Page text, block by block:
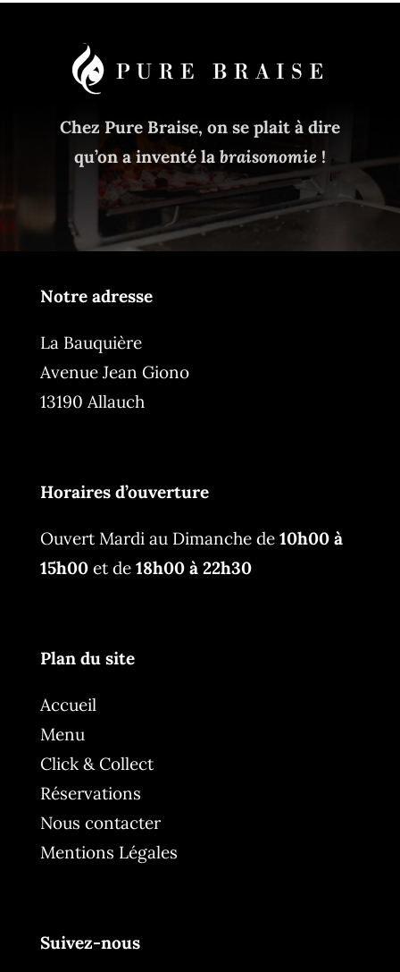
Chez Pure Braise, on se plait à dire
qu’on a inventé la braisonomie !
Notre adresse
La Bauquière
Avenue Jean Giono
13190 Allauch
Horaires d’ouverture
Ouvert Mardi au Dimanche de10h00 à
15h00 et de18h00 à 22h30
Plan du site
Accueil
Menu
Click & Collect
Réservations
Nous contacter
Mentions Légales
Suivez-nous